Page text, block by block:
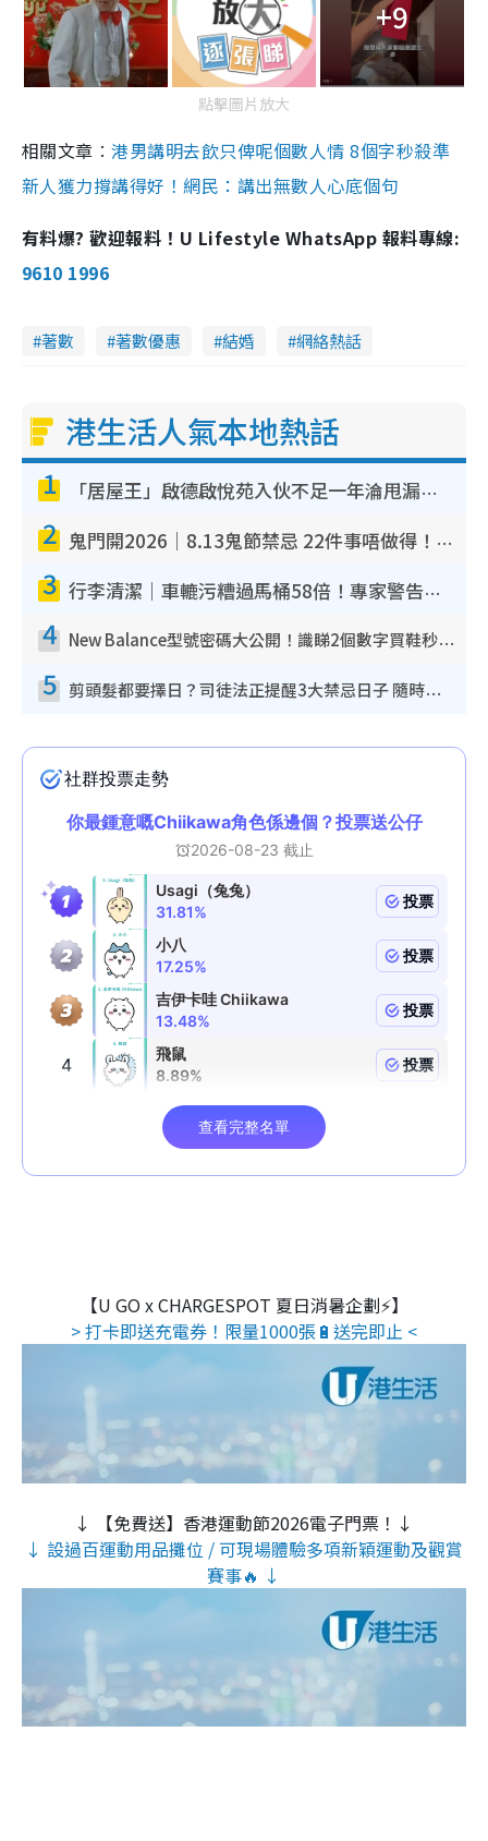
+9
點擊圖片放大
相關文章︰港男講明去飲只俾呢個數人情 8個字秒殺準
新人獲力撐講得好！網民：講出無數人心底個句
有料爆? 歡迎報料！U Lifestyle WhatsApp 報料專線:
9610 1996
著數 著數優惠 結婚 網絡熱話
港生活人氣本地熱話
1 「居屋王」啟德啟悅苑入伙不足一年淪甩漏之王！插頭噴火花致大停電 多戶業主全屋家電報銷
2 鬼門開2026｜8.13鬼節禁忌 22件事唔做得！燒肉、刺身要少食？半夜勿吹口哨/打呢個電話
3 行李清潔｜車轆污糟過馬桶58倍！專家警告忌用酒精抹 教1招免污手除菌
4 New Balance型號密碼大公開！識睇2個數字買鞋秒知功能免中伏 附5大熱門鞋款
5 剪頭髮都要擇日？司徒法正提醒3大禁忌日子 隨時剪走財運！呢日剪髮恐「剪壽命」？
【U GO x CHARGESPOT 夏日消暑企劃⚡】
> 打卡即送充電券！限量1000張🔋送完即止 <
↓ 【免費送】香港運動節2026電子門票！↓
↓ 設過百運動用品攤位 / 可現場體驗多項新穎運動及觀賞
賽事🔥 ↓